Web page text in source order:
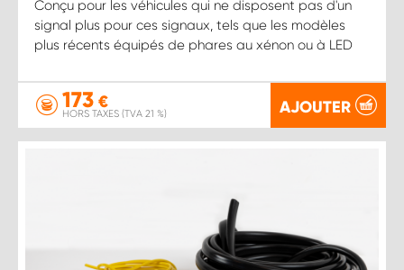
Conçu pour les véhicules qui ne disposent pas d'un
signal plus pour ces signaux, tels que les modèles
plus récents équipés de phares au xénon ou à LED
173 €
HORS TAXES (TVA 21 %) AJOUTER